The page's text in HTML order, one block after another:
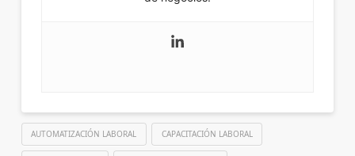
AUTOMATIZACIÓN LABORAL CAPACITACIÓN LABORAL